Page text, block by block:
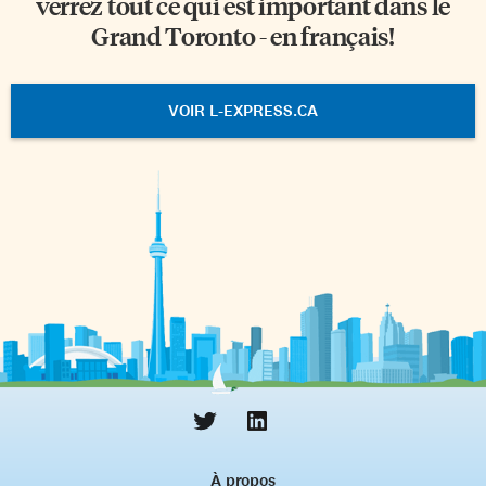
Grand Toronto - en français!
VOIR L-EXPRESS.CA
À propos